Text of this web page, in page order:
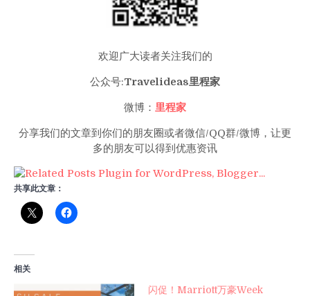
欢迎广大读者关注我们的
公众号:Travelideas里程家
微博： 里程家
分享我们的文章到你们的朋友圈或者微信/QQ群/微博，让更
多的朋友可以得到优惠资讯
共享此文章：
相关
闪促！Marriott万豪Week